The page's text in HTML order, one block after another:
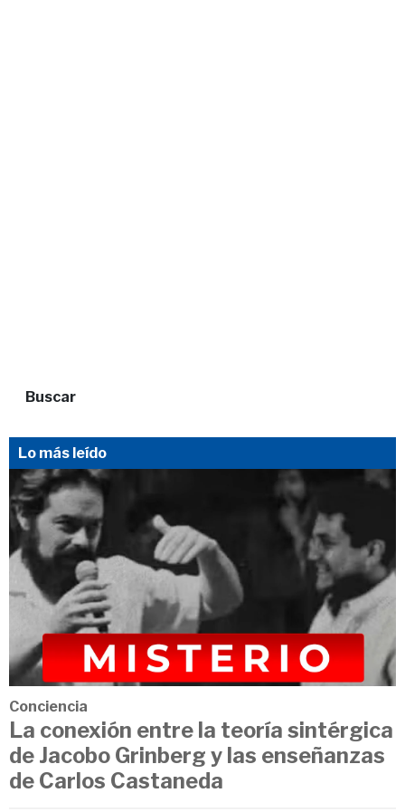
Buscar
Lo más leído
Conciencia
La conexión entre la teoría sintérgica
de Jacobo Grinberg y las enseñanzas
de Carlos Castaneda